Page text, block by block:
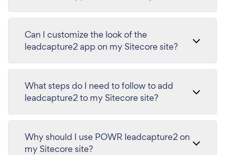
Can I customize the look of the
leadcapture2 app on my Sitecore site?
What steps do I need to follow to add
leadcapture2 to my Sitecore site?
Why should I use POWR leadcapture2 on
my Sitecore site?